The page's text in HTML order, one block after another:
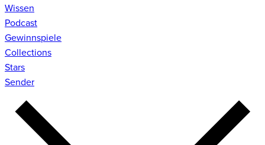
Wissen
Podcast
Gewinnspiele
Collections
Stars
Sender